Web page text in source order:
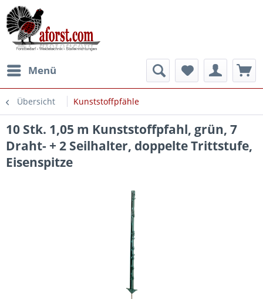
Menü
Übersicht Kunststoffpfähle
10 Stk. 1,05 m Kunststoffpfahl, grün, 7
Draht- + 2 Seilhalter, doppelte Trittstufe,
Eisenspitze